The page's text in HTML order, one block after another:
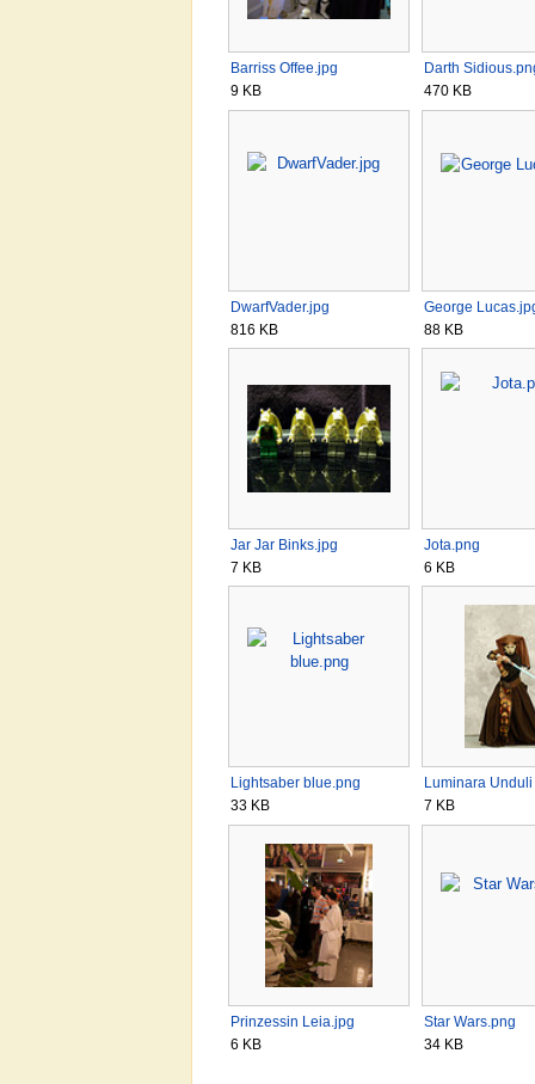
Barriss Offee.jpg
9 KB
Darth
470 KB
DwarfVader.jpg
816 KB
George
88 KB
Jar Jar Binks.jpg
7 KB
Jota.png
6 KB
Lightsaber blue.png
33 KB
Luminara
7 KB
Prinzessin Leia.jpg
6 KB
Star Wars.png
34 KB